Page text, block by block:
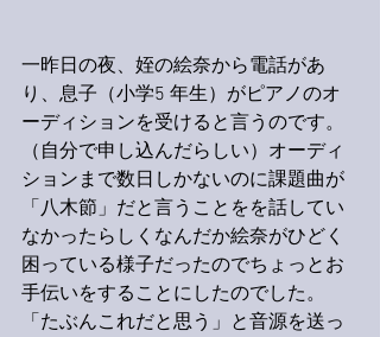
一昨日の夜、姪の絵奈から電話があ
り、息子（小学5 年生）がピアノのオ
ーディションを受けると言うのです。
（自分で申し込んだらしい）オーディ
ションまで数日しかないのに課題曲が
「八木節」だと言うことをを話してい
なかったらしくなんだか絵奈がひどく
困っている様子だったのでちょっとお
手伝いをすることにしたのでした。
「たぶんこれだと思う」と音源を送っ